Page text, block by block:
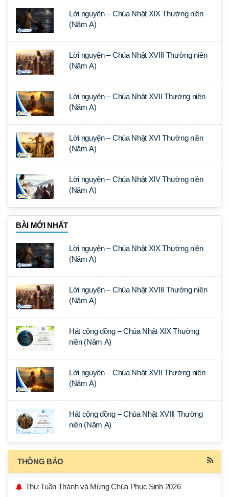
Lời nguyện – Chúa Nhật XIX Thường niên
(Năm A)
Lời nguyện – Chúa Nhật XVIII Thường niên
(Năm A)
Lời nguyện – Chúa Nhật XVII Thường niên
(Năm A)
Lời nguyện – Chúa Nhật XVI Thường niên
(Năm A)
Lời nguyện – Chúa Nhật XIV Thường niên
(Năm A)
BÀI MỚI NHẤT
Lời nguyện – Chúa Nhật XIX Thường niên
(Năm A)
Lời nguyện – Chúa Nhật XVIII Thường niên
(Năm A)
Hát cộng đồng – Chúa Nhật XIX Thường
niên (Năm A)
Lời nguyện – Chúa Nhật XVII Thường niên
(Năm A)
Hát cộng đồng – Chúa Nhật XVIII Thường
niên (Năm A)
THÔNG BÁO
Thư Tuần Thánh và Mừng Chúa Phục Sinh 2026